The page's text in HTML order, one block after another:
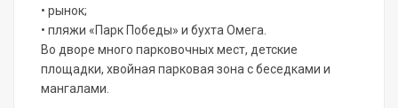
• рынок;
• пляжи «Парк Победы» и бухта Омега.
Во дворе много парковочных мест, детские
площадки, хвойная парковая зона с беседками и
мангалами.